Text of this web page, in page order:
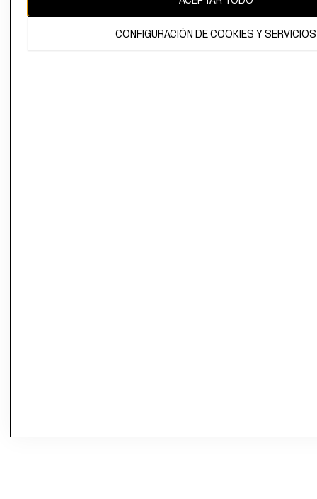
El contenido de esta página web está protegido por copyright y es
propiedad de H&M Hennes & Mauritz AB.
CONFIGURACIÓN DE COOKIES Y SERVICIOS